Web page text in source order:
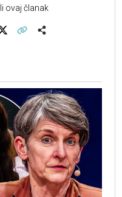
ovaj članak